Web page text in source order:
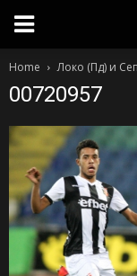
Home Локо (Пд) и
00720957